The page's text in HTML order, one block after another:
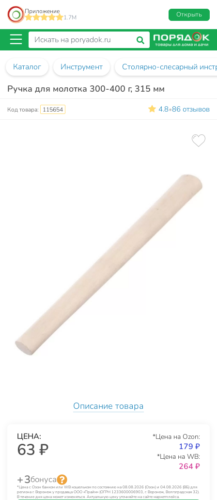
Приложение
1.7M
Открыть
Каталог Инструмент Столярно-слесарный
Ручка для молотка 300-400 г, 315 мм
Код товара: 115654 4.8•86 отзывов
Описание товара
ЦЕНА:
63 ₽
*Цена на Ozon:
179 ₽
*Цена на WB:
264 ₽
+ 3бонуса
*Цена с Озон банком или WB кошельком по состоянию на 08.08.2026 (Озон) и 04.08.2026 (ВБ) для
региона г. Воронеж у продавца ООО «Прайм» (ОГРН 1233600006903, г. Воронеж, Волгоградская 32).
В течение дня цена может изменяться. Актуальную цену уточняйте на сайте маркетплейса.